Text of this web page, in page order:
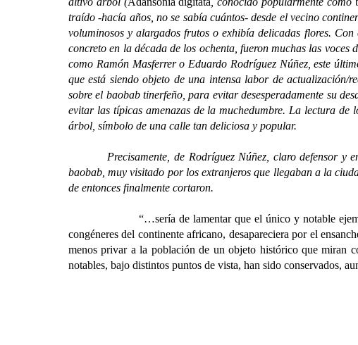
traído -hacía años, no se sabía cuántos- desde el vecino
voluminosos y alargados frutos o exhibía delicadas flores.
concreto en la década de los ochenta, fueron muchas las
como Ramón Masferrer o Eduardo Rodríguez Núñez, este
que está siendo objeto de una intensa labor de actualización/
sobre el baobab tinerfeño, para evitar desesperadamente su
evitar las típicas amenazas de la muchedumbre. La lectura de
árbol, símbolo de una calle tan deliciosa y popular.
Precisamente, de Rodríguez Núñez, claro defensor y
baobab, muy visitado por los extranjeros que llegaban a la
de entonces finalmente cortaron.
“…sería de lamentar que el único y notable
congéneres del continente africano, desapareciera por el
menos privar a la población de un objeto histórico que miran
notables, bajo distintos puntos de vista, han sido conservados,